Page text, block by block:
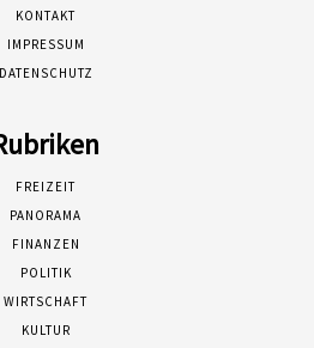
KONTAKT
IMPRESSUM
DATENSCHUTZ
FREIZEIT
PANORAMA
FINANZEN
POLITIK
WIRTSCHAFT
KULTUR